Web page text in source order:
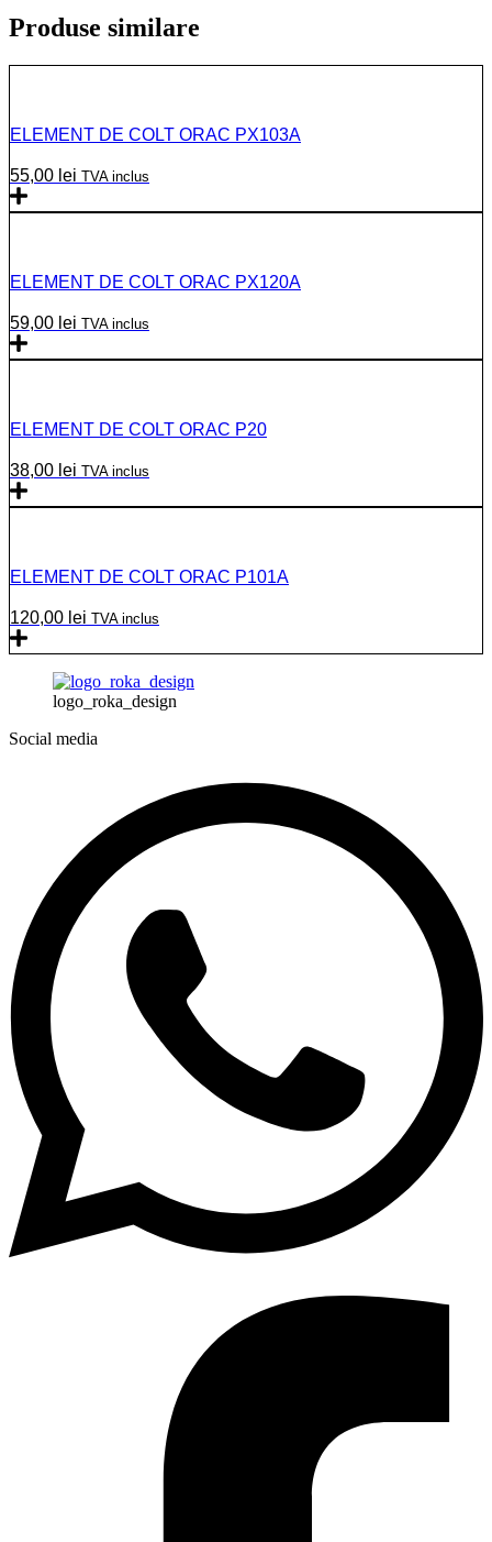
Produse similare
ELEMENT DE COLT ORAC PX103A
55,00 lei TVA inclus
ELEMENT DE COLT ORAC PX120A
59,00 lei TVA inclus
ELEMENT DE COLT ORAC P20
38,00 lei TVA inclus
ELEMENT DE COLT ORAC P101A
120,00 lei TVA inclus
logo_roka_design
Social media